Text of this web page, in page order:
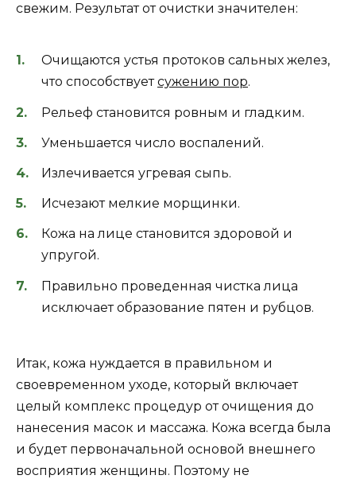
свежим. Результат от очистки значителен:
Очищаются устья протоков сальных желез,
что способствуетсужению пор.
Рельеф становится ровным и гладким.
Уменьшается число воспалений.
Излечивается угревая сыпь.
Исчезают мелкие морщинки.
Кожа на лице становится здоровой и
упругой.
Правильно проведенная чистка лица
исключает образование пятен и рубцов.
Итак, кожа нуждается в правильном и
своевременном уходе, который включает
целый комплекс процедур от очищения до
нанесения масок и массажа. Кожа всегда была
и будет первоначальной основой внешнего
восприятия женщины. Поэтому не